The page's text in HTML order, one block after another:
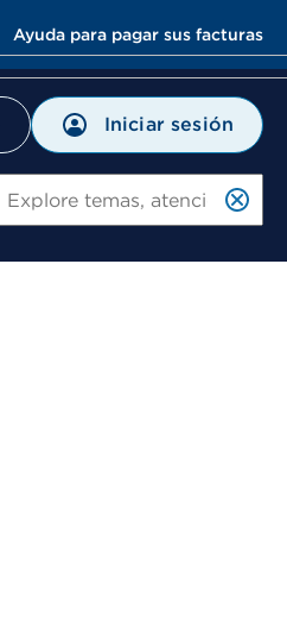
Ayuda para pagar sus facturas
Iniciar sesión